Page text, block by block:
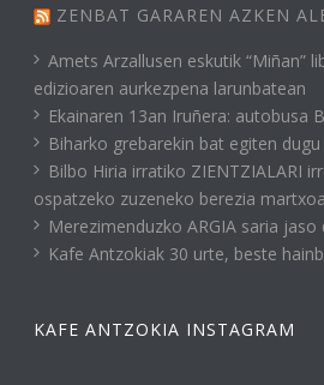
ZENBAT GARAREN AZKEN
Amets Arzallusen eskutik “Miñan”
edizioaren aurkezpena larunbatean
Ekainaren 13an Iruñera: autobusa
Biharko grebarekin bat egiten dugu
Bilbo Hiria irratiko ZIENTZIALARI
ospatzeko zuzeneko berezia
Merezimenduzko ARGIA saria
Kafe Antzokiak 30 urte, beste
KAFE ANTZOKIA INSTAGRAM